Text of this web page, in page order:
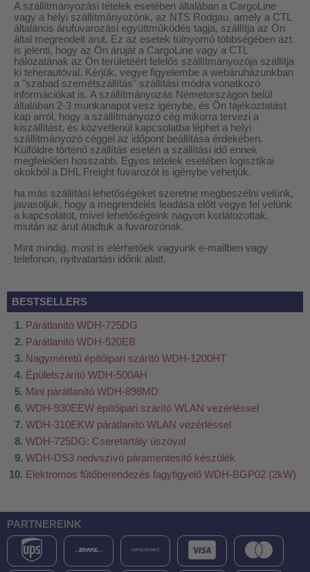
A szállítmányozási tételek esetében általában a CargoLine
vagy a helyi szállítmányozónk, az NTS Rodgau, amely a CTL
általános árufuvarozási együttműködés tagja, szállítja az Ön
által megrendelt árut. Ez az esetek túlnyomó többségében azt
is jelenti, hogy az Ön áruját a CargoLine vagy a CTL
hálózatának az Ön területéért felelős szállítmányozója szállítja
ki teherautóval. Kérjük, vegye figyelembe a webáruházunkban
a "szabad szemétszállítás" szállítási módra vonatkozó
információkat is. A szállítmányozás Németországon belül
általában 2-3 munkanapot vesz igénybe, és Ön tájékoztatást
kap arról, hogy a szállítmányozó cég mikorra tervezi a
kiszállítást, és közvetlenül kapcsolatba léphet a helyi
szállítmányozó céggel az időpont beállítása érdekében.
Külföldre történő szállítás esetén a szállítási idő ennek
megfelelően hosszabb. Egyes tételek esetében logisztikai
okokból a DHL Freight fuvarozót is igénybe vehetjük.
ha más szállítási lehetőségeket szeretne megbeszélni velünk,
javasoljuk, hogy a megrendelés leadása előtt vegye fel velünk
a kapcsolatot, mivel lehetőségeink nagyon korlátozottak,
miután az árut átadtuk a fuvarozónak.
Mint mindig, most is elérhetőek vagyunk e-mailben vagy
telefonon, nyitvatartási időnk alatt.
BESTSELLERS
Párátlanító WDH-725DG
Párátlanító WDH-520EB
Nagyméretű építőipari szárító WDH-1200HT
Épületszárító WDH-500AH
Mini párátlanító WDH-898MD
WDH-930EEW építőipari szárító WLAN vezérléssel
WDH-310EKW párátlanító WLAN vezérléssel
WDH-725DG: Cseretartály úszóval
WDH-DS3 nedvszívó páramentesítő készülék
Elektromos fűtőberendezés fagyfigyelő WDH-BGP02 (2kW)
PARTNEREINK